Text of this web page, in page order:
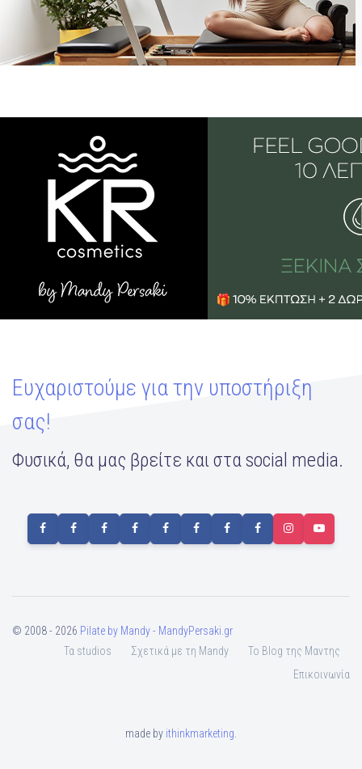
Ευχαριστούμε για την υποστήριξη
σας!
Φυσικά, θα μας βρείτε και στα social media.
© 2008 - 2026 Pilate by Mandy - MandyPersaki.gr
Τα studios
Σχετικά με τη Mandy
To Blog της Μαντης
Επικοινωνία
made by ithinkmarketing